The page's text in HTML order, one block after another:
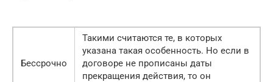
Бессрочно
Такими считаются те, в которых
указана такая особенность. Но если в
договоре не прописаны даты
прекращения действия, то он